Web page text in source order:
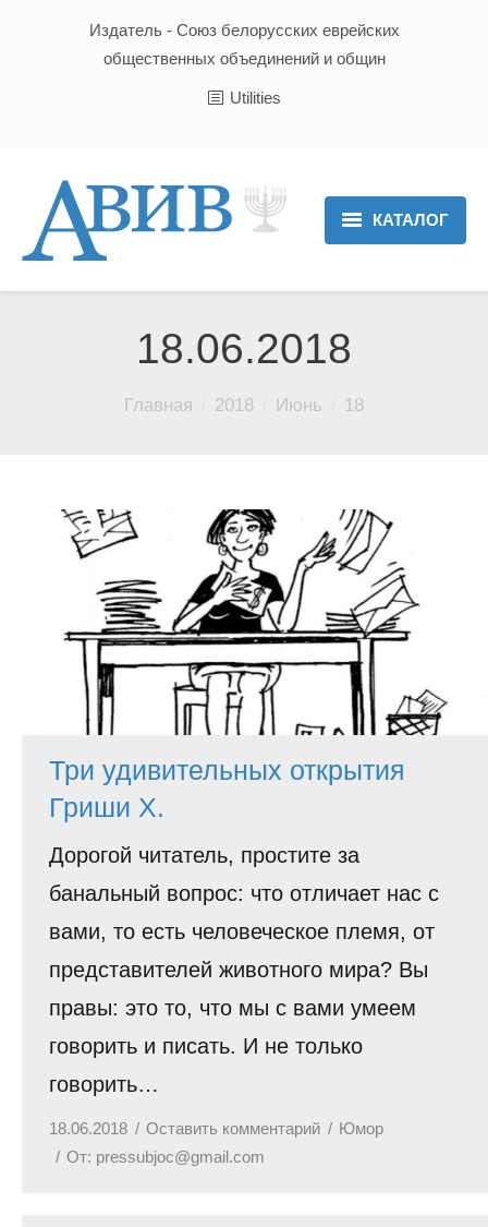
Издатель - Союз белорусских еврейских
общественных объединений и общин
Utilities
КАТАЛОГ
История
Юмор
18.06.2018
Главная 2018 Июнь 18
Три удивительных открытия
Гриши Х.
Дорогой читатель, простите за
банальный вопрос: что отличает нас с
вами, то есть человеческое племя, от
представителей животного мира? Вы
правы: это то, что мы с вами умеем
говорить и писать. И не только
говорить…
18.06.2018 Оставить комментарий
Юмор
От: pressubjoc@gmail.com